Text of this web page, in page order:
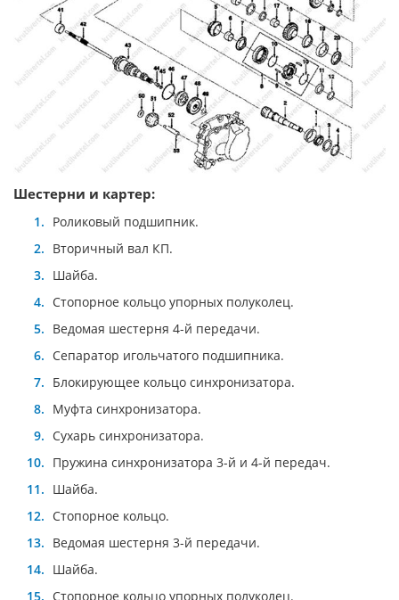
Шестерни и картер:
Роликовый подшипник.
Вторичный вал КП.
Шайба.
Стопорное кольцо упорных полуколец.
Ведомая шестерня 4-й передачи.
Сепаратор игольчатого подшипника.
Блокирующее кольцо синхронизатора.
Муфта синхронизатора.
Сухарь синхронизатора.
Пружина синхронизатора 3-й и 4-й передач.
Шайба.
Стопорное кольцо.
Ведомая шестерня 3-й передачи.
Шайба.
Стопорное кольцо упорных полуколец.